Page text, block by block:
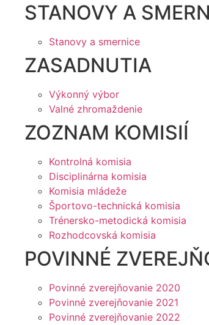
STANOVY A
Stanovy a smernice
ZASADNUTIA
Výkonný výbor
Valné zhromaždenie
ZOZNAM KOMISIÍ
Kontrolná komisia
Disciplinárna komisia
Komisia mládeže
Športovo-technická komisia
Trénersko-metodická komisia
Rozhodcovská komisia
POVINNÉ
Povinné zverejňovanie 2020
Povinné zverejňovanie 2021
Povinné zverejňovanie 2022